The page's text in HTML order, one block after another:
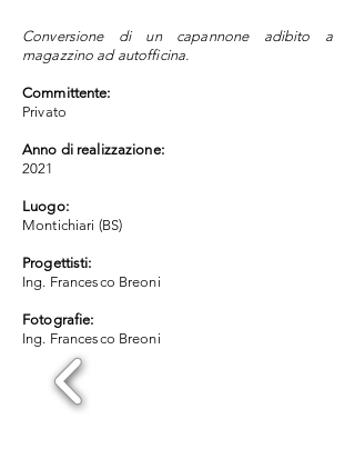
Conversione di un capannone adibito a
magazzino ad autofficina.
Committente:
Privato
Anno di realizzazione:
2021
Luogo:
Montichiari (BS)
Progettisti:
Ing. Francesco Breoni
Fotografie:
Ing. Francesco Breoni